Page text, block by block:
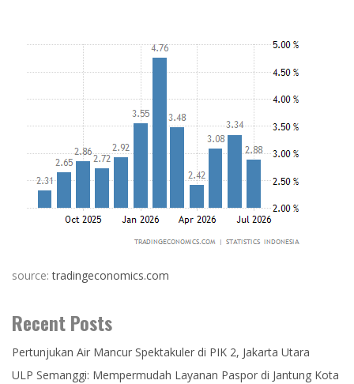
source:tradingeconomics.com
Recent Posts
Pertunjukan Air Mancur Spektakuler di PIK 2, Jakarta Utara
ULP Semanggi: Mempermudah Layanan Paspor di Jantung Kota